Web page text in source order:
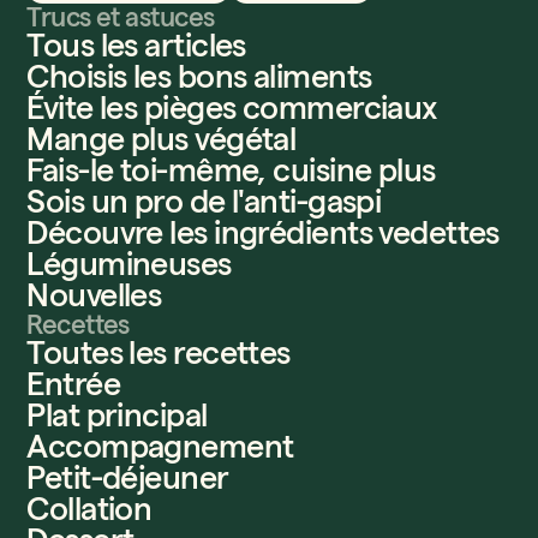
Trucs et astuces
Tous les articles
Choisis les bons aliments
Évite les pièges commerciaux
Mange plus végétal
Fais-le toi-même, cuisine plus
Sois un pro de l'anti-gaspi
Découvre les ingrédients vedettes
Légumineuses
Nouvelles
Recettes
Toutes les recettes
Entrée
Plat principal
Accompagnement
Petit-déjeuner
Collation